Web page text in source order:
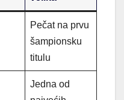
Pečat na prvu
šampionsku
titulu
Jedna od